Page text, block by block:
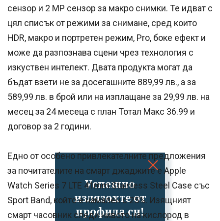
Успешно
излязохте от
профила си!
сензор и 2 МР сензор за макро снимки. Те идват с
цял списък от режими за снимане, сред които
HDR, макро и портретен режим, Pro, боке ефект и
може да разпознава сцени чрез технология с
изкуствен интелект. Двата продукта могат да
бъдат взети не за досегашните 889,99 лв., а за
589,99 лв. в брой или на изплащане за 29,99 лв. на
месец за 24 месеца с план Тотал Макс 36.99 и
договор за 2 години.
Едно от особено привлекателните предложения
за почитателите на смарт джаджите е Apple
Watch Series 7 LTE 41mm Stainless Steel Case със
Sport Band, който е намален с 25%. Изящният
смарт часовник следи нивото на кислород в